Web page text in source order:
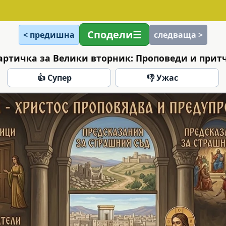
< предишна Сподели следваща >
за Велики вторник: Проповеди и
👍 Супер 👎 Ужас